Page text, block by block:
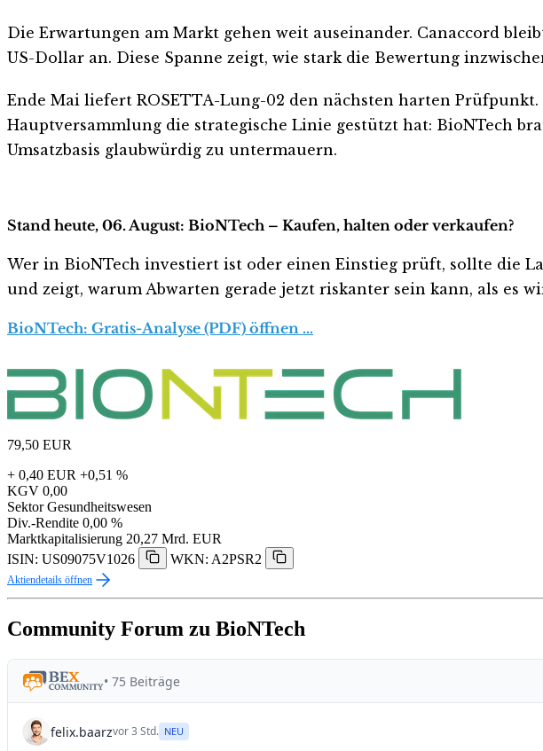
Die Erwartungen am Markt gehen weit auseinander. Canaccord
US-Dollar an. Diese Spanne zeigt, wie stark die Bewertung
Ende Mai liefert ROSETTA-Lung-02 den nächsten harten
Hauptversammlung die strategische Linie gestützt hat: BioNTech
Umsatzbasis glaubwürdig zu untermauern.
Stand heute, 06. August: BioNTech – Kaufen, halten oder verkaufen?
Wer in BioNTech investiert ist oder einen Einstieg prüft, sollte die
und zeigt, warum Abwarten gerade jetzt riskanter sein kann, als es
BioNTech: Gratis-Analyse (PDF) öffnen …
79,50 EUR
+ 0,40 EUR +0,51 %
KGV 0,00
Sektor Gesundheitswesen
Div.-Rendite 0,00 %
Marktkapitalisierung 20,27 Mrd. EUR
ISIN: US09075V1026
WKN: A2PSR2
Aktiendetails öffnen
Community Forum zu BioNTech